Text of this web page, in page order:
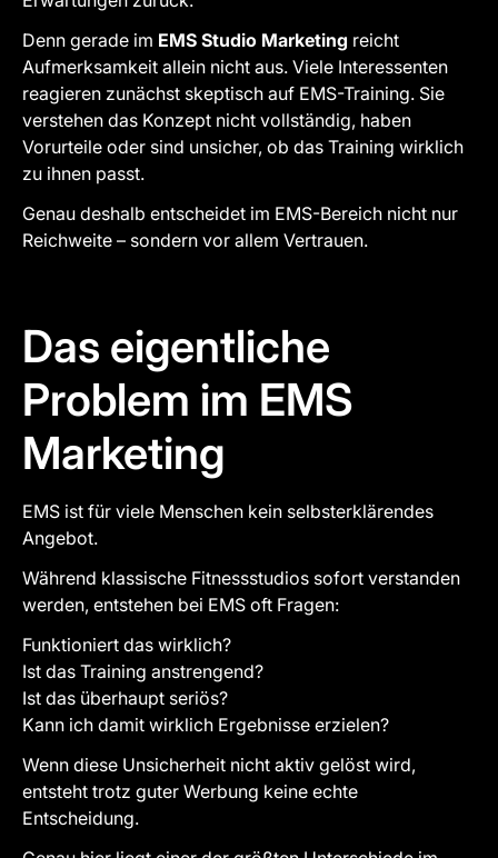
Denn gerade im EMS Studio Marketing reicht
Aufmerksamkeit allein nicht aus. Viele Interessenten
reagieren zunächst skeptisch auf EMS-Training. Sie
verstehen das Konzept nicht vollständig, haben
Vorurteile oder sind unsicher, ob das Training wirklich
zu ihnen passt.
Genau deshalb entscheidet im EMS-Bereich nicht nur
Reichweite – sondern vor allem Vertrauen.
Das eigentliche
Problem im EMS
Marketing
EMS ist für viele Menschen kein selbsterklärendes
Angebot.
Während klassische Fitnessstudios sofort verstanden
werden, entstehen bei EMS oft Fragen:
Funktioniert das wirklich?
Ist das Training anstrengend?
Ist das überhaupt seriös?
Kann ich damit wirklich Ergebnisse erzielen?
Wenn diese Unsicherheit nicht aktiv gelöst wird,
entsteht trotz guter Werbung keine echte
Entscheidung.